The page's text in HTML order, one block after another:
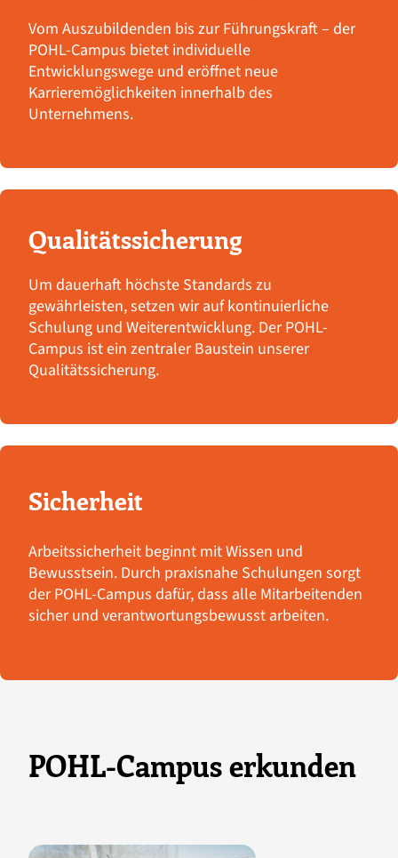
Vom Auszubildenden bis zur Führungskraft – der
POHL-Campus bietet individuelle
Entwicklungswege und eröffnet neue
Karrieremöglichkeiten innerhalb des
Unternehmens.
Qualitätssicherung
Um dauerhaft höchste Standards zu
gewährleisten, setzen wir auf kontinuierliche
Schulung und Weiterentwicklung. Der POHL-
Campus ist ein zentraler Baustein unserer
Qualitätssicherung.
Sicherheit
Arbeitssicherheit beginnt mit Wissen und
Bewusstsein. Durch praxisnahe Schulungen sorgt
der POHL-Campus dafür, dass alle Mitarbeitenden
sicher und verantwortungsbewusst arbeiten.
POHL-Campus erkunden